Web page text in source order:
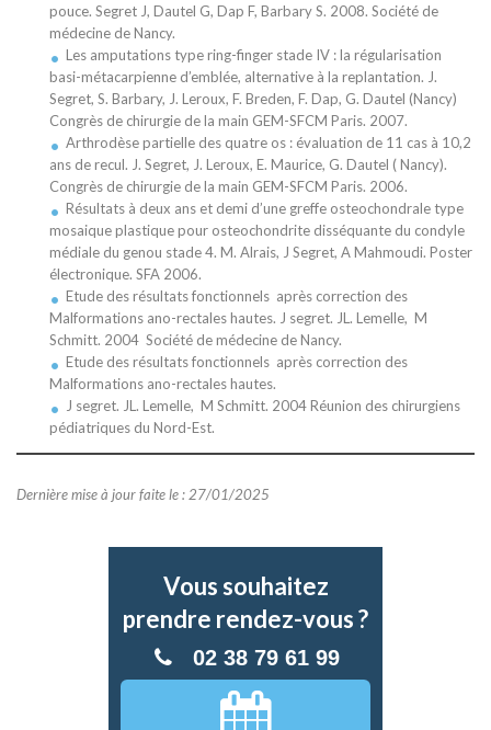
pouce. Segret J, Dautel G, Dap F, Barbary S. 2008. Société de
médecine de Nancy.
Les amputations type ring-finger stade IV : la régularisation
basi-métacarpienne d’emblée, alternative à la replantation. J.
Segret, S. Barbary, J. Leroux, F. Breden, F. Dap, G. Dautel (Nancy)
Congrès de chirurgie de la main GEM-SFCM Paris. 2007.
Arthrodèse partielle des quatre os : évaluation de 11 cas à 10,2
ans de recul. J. Segret, J. Leroux, E. Maurice, G. Dautel ( Nancy).
Congrès de chirurgie de la main GEM-SFCM Paris. 2006.
Résultats à deux ans et demi d’une greffe osteochondrale type
mosaique plastique pour osteochondrite disséquante du condyle
médiale du genou stade 4. M. Alrais, J Segret, A Mahmoudi. Poster
électronique. SFA 2006.
Etude des résultats fonctionnels après correction des
Malformations ano-rectales hautes. J segret. JL. Lemelle, M
Schmitt. 2004 Société de médecine de Nancy.
Etude des résultats fonctionnels après correction des
Malformations ano-rectales hautes.
J segret. JL. Lemelle, M Schmitt. 2004 Réunion des chirurgiens
pédiatriques du Nord-Est.
Dernière mise à jour faite le : 27/01/2025
Vous souhaitez
prendre rendez-vous ?
02 38 79 61 99